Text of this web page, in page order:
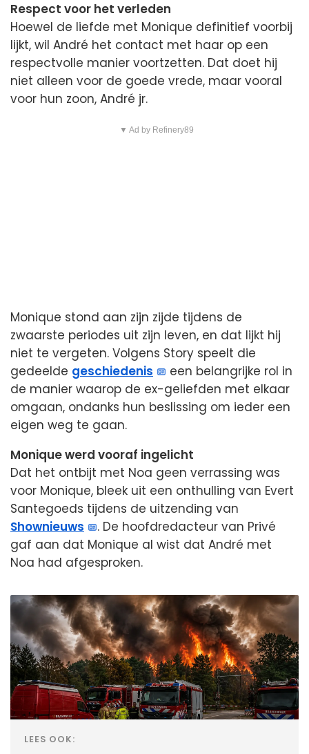
Respect voor het verleden
Hoewel de liefde met Monique definitief voorbij
lijkt, wil André het contact met haar op een
respectvolle manier voortzetten. Dat doet hij
niet alleen voor de goede vrede, maar vooral
voor hun zoon, André jr.
▼ Ad by Refinery89
Monique stond aan zijn zijde tijdens de
zwaarste periodes uit zijn leven, en dat lijkt hij
niet te vergeten. Volgens Story speelt die
gedeelde geschiedenis
een belangrijke rol in
de manier waarop de ex-geliefden met elkaar
omgaan, ondanks hun beslissing om ieder een
eigen weg te gaan.
Monique werd vooraf ingelicht
Dat het ontbijt met Noa geen verrassing was
voor Monique, bleek uit een onthulling van Evert
Santegoeds tijdens de uitzending van
Shownieuws
. De hoofdredacteur van Privé
gaf aan dat Monique al wist dat André met
Noa had afgesproken.
LEES OOK: